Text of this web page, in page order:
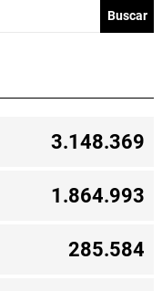
3.148.369
1.864.993
285.584